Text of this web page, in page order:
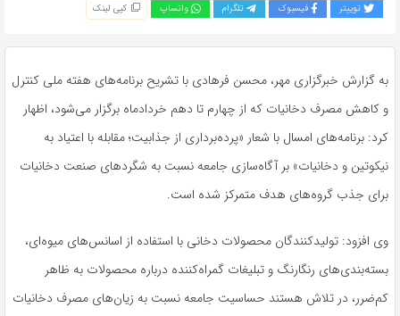
توییتر فیسبوک تلگرام واتساپ کپی لینک
به گزارش خبرگزاری مهر، محسن فرهادی با تشریح برنامه‌های هفته ملی کنترل
و کاهش مصرف دخانیات که از چهارم تا دهم خردادماه برگزار می‌شود، اظهار
کرد: برنامه‌های امسال با شعار «پرده‌برداری از جذابیت؛ مقابله با اعتیاد به
نیکوتین و دخانیات» بر آگاه‌سازی جامعه نسبت به شگردهای صنعت دخانیات
برای جذب گروه‌های هدف متمرکز شده است.
وی افزود: تولیدکنندگان محصولات دخانی با استفاده از اسانس‌های میوه‌ای،
بسته‌بندی‌های رنگارنگ و تبلیغات گمراه‌کننده درباره محصولات به ظاهر
کم‌ضرر، در تلاش هستند حساسیت جامعه نسبت به زیان‌های مصرف دخانیات